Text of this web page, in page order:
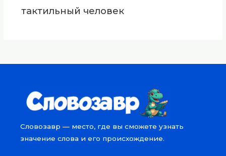
тактильный человек
Словозавр — место, где вы сможете узнать
значение слова и его происхождение.